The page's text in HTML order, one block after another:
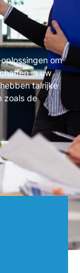
om
in uw
talrijke
zoals de